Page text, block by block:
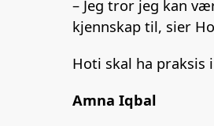
– Jeg tror jeg kan
kjennskap til, sier
Hoti skal ha praksis
Amna Iqbal